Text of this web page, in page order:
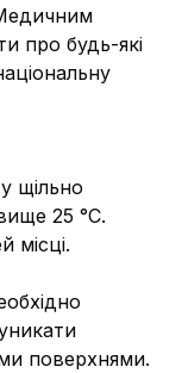
про будь-які
щільно
25 °С.
місці.
поверхнями.